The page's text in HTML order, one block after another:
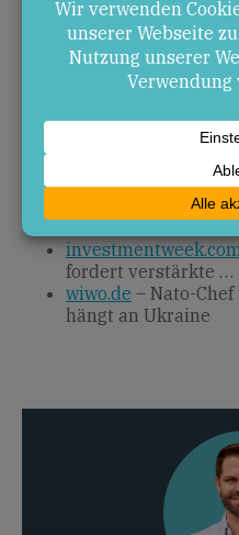
Aufrüstung und die
Ukraine bleiben
Stabilität Europas.
– Nato-
Russlands lässt
– NATO-
fordert verstärkte …
wiwo.de – Nato-
hängt an Ukraine